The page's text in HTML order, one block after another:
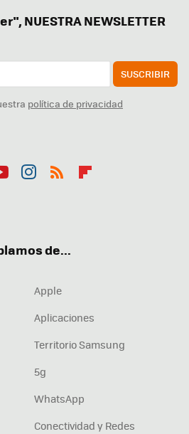
NUESTRA NEWSLETTER
SUSCRIBIR
política de privacidad
de...
Apple
Aplicaciones
Territorio Samsung
5g
WhatsApp
Conectividad y Redes